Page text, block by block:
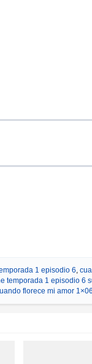
1 episodio 6
temporada 1 episodio 6
florece mi amor